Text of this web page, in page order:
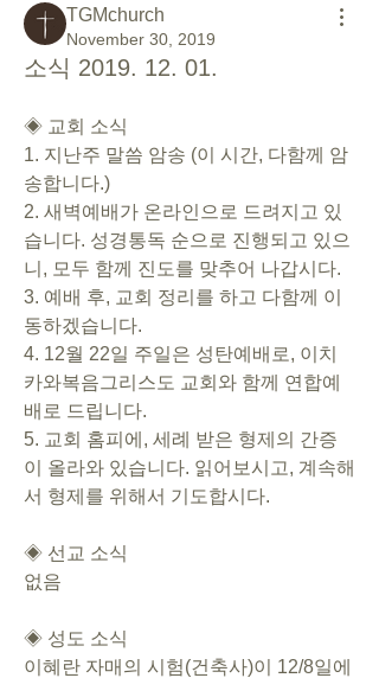
TGMchurch
November 30, 2019
소식 2019. 12. 01.
◈ 교회 소식
1. 지난주 말씀 암송 (이 시간, 다함께 암
송합니다.)
2. 새벽예배가 온라인으로 드려지고 있
습니다. 성경통독 순으로 진행되고 있으
니, 모두 함께 진도를 맞추어 나갑시다.
3. 예배 후, 교회 정리를 하고 다함께 이
동하겠습니다.
4. 12월 22일 주일은 성탄예배로, 이치
카와복음그리스도 교회와 함께 연합예
배로 드립니다.
5. 교회 홈피에, 세례 받은 형제의 간증
이 올라와 있습니다. 읽어보시고, 계속해
서 형제를 위해서 기도합시다.
◈ 선교 소식
없음
◈ 성도 소식
이혜란 자매의 시험(건축사)이 12/8일에